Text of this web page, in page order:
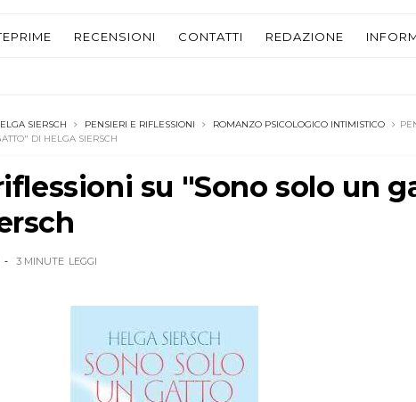
RECENSIONI CONTATTI REDAZIONE
SIERSCH PENSIERI E RIFLESSIONI ROMANZO PSICOLOGICO INTIMISTICO
DI HELGA SIERSCH
su "Sono solo un
3 MINUTE LEGGI